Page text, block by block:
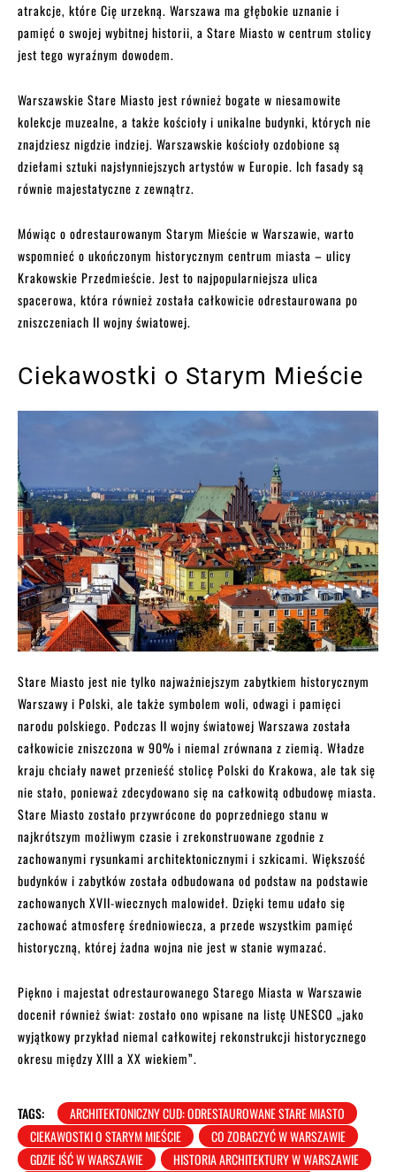
atrakcje, które Cię urzekną. Warszawa ma głębokie uznanie i
pamięć o swojej wybitnej historii, a Stare Miasto w centrum stolicy
jest tego wyraźnym dowodem.
Warszawskie Stare Miasto jest również bogate w niesamowite
kolekcje muzealne, a także kościoły i unikalne budynki, których nie
znajdziesz nigdzie indziej. Warszawskie kościoły ozdobione są
dziełami sztuki najsłynniejszych artystów w Europie. Ich fasady są
równie majestatyczne z zewnątrz.
Mówiąc o odrestaurowanym Starym Mieście w Warszawie, warto
wspomnieć o ukończonym historycznym centrum miasta – ulicy
Krakowskie Przedmieście. Jest to najpopularniejsza ulica
spacerowa, która również została całkowicie odrestaurowana po
zniszczeniach II wojny światowej.
Ciekawostki o Starym Mieście
Stare Miasto jest nie tylko najważniejszym zabytkiem historycznym
Warszawy i Polski, ale także symbolem woli, odwagi i pamięci
narodu polskiego. Podczas II wojny światowej Warszawa została
całkowicie zniszczona w 90% i niemal zrównana z ziemią. Władze
kraju chciały nawet przenieść stolicę Polski do Krakowa, ale tak się
nie stało, ponieważ zdecydowano się na całkowitą odbudowę miasta.
Stare Miasto zostało przywrócone do poprzedniego stanu w
najkrótszym możliwym czasie i zrekonstruowane zgodnie z
zachowanymi rysunkami architektonicznymi i szkicami. Większość
budynków i zabytków została odbudowana od podstaw na podstawie
zachowanych XVII-wiecznych malowideł. Dzięki temu udało się
zachować atmosferę średniowiecza, a przede wszystkim pamięć
historyczną, której żadna wojna nie jest w stanie wymazać.
Piękno i majestat odrestaurowanego Starego Miasta w Warszawie
docenił również świat: zostało ono wpisane na listę UNESCO „jako
wyjątkowy przykład niemal całkowitej rekonstrukcji historycznego
okresu między XIII a XX wiekiem”.
TAGS:
ARCHITEKTONICZNY CUD: ODRESTAUROWANE STARE MIASTO
CIEKAWOSTKI O STARYM MIEŚCIE
CO ZOBACZYĆ W WARSZAWIE
GDZIE IŚĆ W WARSZAWIE
HISTORIA ARCHITEKTURY W WARSZAWIE